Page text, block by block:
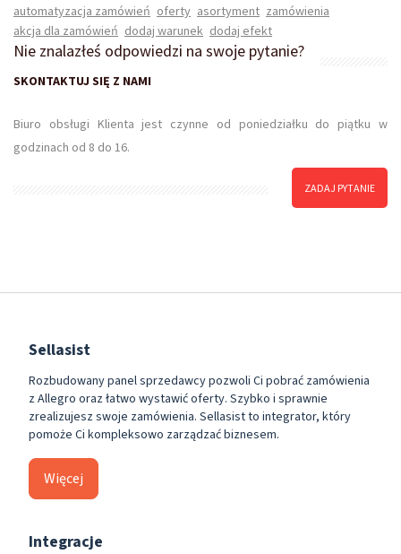
automatyzacja zamówień oferty asortyment zamówienia
akcja dla zamówień dodaj warunek dodaj efekt
Nie znalazłeś odpowiedzi na swoje pytanie?
SKONTAKTUJ SIĘ Z NAMI
Biuro obsługi Klienta jest czynne od poniedziałku do piątku w
godzinach od 8 do 16.
ZADAJ PYTANIE
Sellasist
Rozbudowany panel sprzedawcy pozwoli Ci pobrać zamówienia
z Allegro oraz łatwo wystawić oferty. Szybko i sprawnie
zrealizujesz swoje zamówienia. Sellasist to integrator, który
pomoże Ci kompleksowo zarządzać biznesem.
Więcej
Integracje